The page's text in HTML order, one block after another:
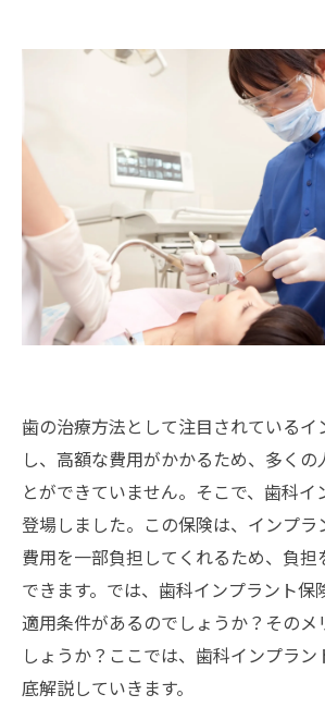
歯の治療方法として注目されているイ
し、高額な費用がかかるため、多くの
とができていません。そこで、歯科イ
登場しました。この保険は、インプラ
費用を一部負担してくれるため、負担
できます。では、歯科インプラント保
適用条件があるのでしょうか？そのメ
しょうか？ここでは、歯科インプラ
底解説していきます。